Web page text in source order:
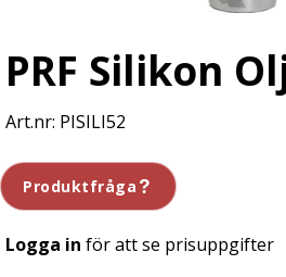
PRF Silikon
PISILI52
Produktfråga
Logga in för att se prisuppgifter